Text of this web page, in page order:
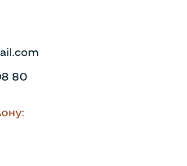
80